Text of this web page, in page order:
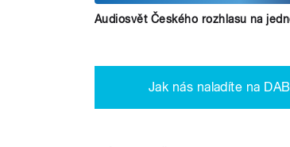
Audiosvět Českého rozhlasu na
Jak nás naladíte na